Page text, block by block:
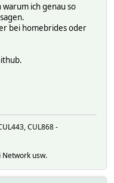
warum ich genau so
bei homebrides oder
CUL868 -
Network usw.